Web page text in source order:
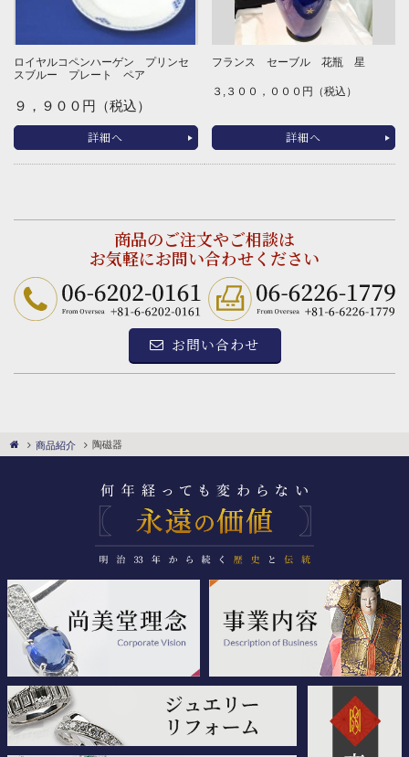
商品紹介 陶磁器
ロイヤルコペンハーゲン プリンセ
スブルー プレート ペア
９，９００円（税込）
詳細へ
フランス セーブル 花瓶 星
３,３００，０００円（税込）
詳細へ
商品のご注文やご相談は
お気軽にお問い合わせください
お問い合わせ